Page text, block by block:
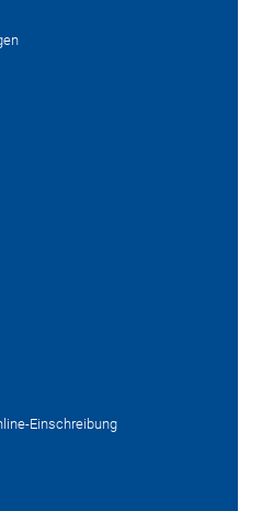
Einschreibung